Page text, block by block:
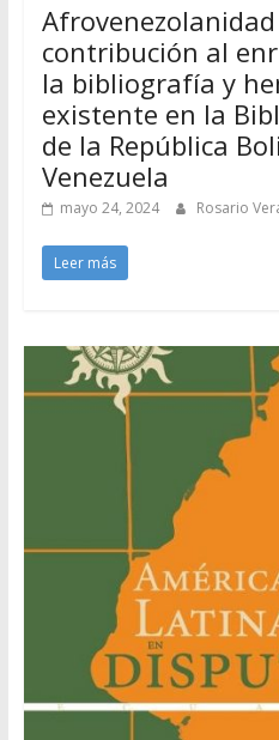
contribución al
la bibliografía y
existente en la
de la República
Venezuela
mayo 24, 2024 Rosario
Leer más